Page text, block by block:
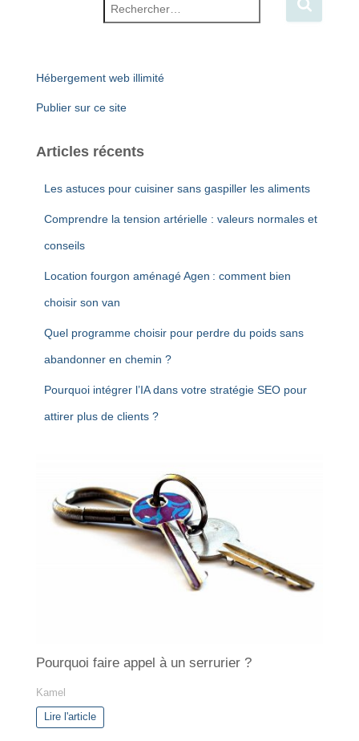
Hébergement web illimité
Publier sur ce site
Articles récents
Les astuces pour cuisiner sans gaspiller les aliments
Comprendre la tension artérielle : valeurs normales et
conseils
Location fourgon aménagé Agen : comment bien
choisir son van
Quel programme choisir pour perdre du poids sans
abandonner en chemin ?
Pourquoi intégrer l’IA dans votre stratégie SEO pour
attirer plus de clients ?
Pourquoi faire appel à un serrurier ?
Kamel
Lire l'article